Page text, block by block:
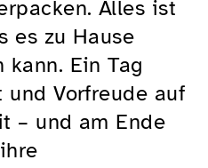
Alles ist
es zu Hause
Ein Tag
und Vorfreude auf
– und am Ende